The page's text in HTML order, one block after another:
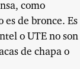
como
de bronce. Es
o UTE no son
de chapa o